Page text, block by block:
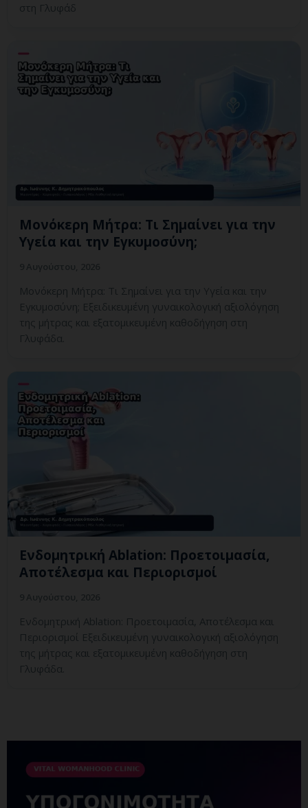
στη Γλυφάδ
Μονόκερη Μήτρα: Τι Σημαίνει για την
Υγεία και την Εγκυμοσύνη;
Μονόκερη Μήτρα: Τι Σημαίνει για την Υγεία και την
Εγκυμοσύνη; Εξειδικευμένη γυναικολογική αξιολόγηση
της μήτρας και εξατομικευμένη καθοδήγηση στη
Γλυφάδα.
Ενδομητρική Ablation: Προετοιμασία,
Αποτέλεσμα και Περιορισμοί
Ενδομητρική Ablation: Προετοιμασία, Αποτέλεσμα και
Περιορισμοί Εξειδικευμένη γυναικολογική αξιολόγηση
της μήτρας και εξατομικευμένη καθοδήγηση στη
Γλυφάδα.